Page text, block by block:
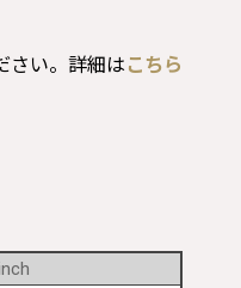
さい。詳細は こちら